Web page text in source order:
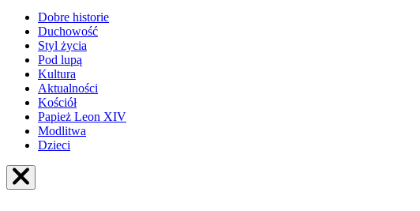
Dobre historie
Duchowość
Styl życia
Pod lupą
Kultura
Aktualności
Kościół
Papież Leon XIV
Modlitwa
Dzieci